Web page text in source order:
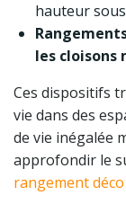
hauteur
les cloisons
Ces dispositifs
vie dans des
de vie inégalée
approfondir le
rangement